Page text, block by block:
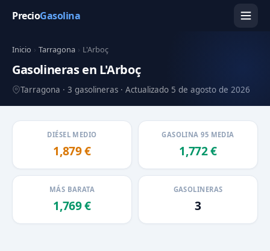
PrecioGasolina
Inicio › Tarragona › L'Arboç
Gasolineras en L'Arboç
Tarragona · 3 gasolineras · Actualizado 5 de agosto de 2026
DIÉSEL MEDIO
1,879 €
GASOLINA 95 MEDIA
1,772 €
MÁS BARATA
1,769 €
GASOLINERAS
3